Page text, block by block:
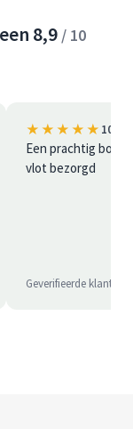
8,9 / 10
★★★★★ 10/10
Een prachtig
vlot bezorgd
Geverifieerde klant